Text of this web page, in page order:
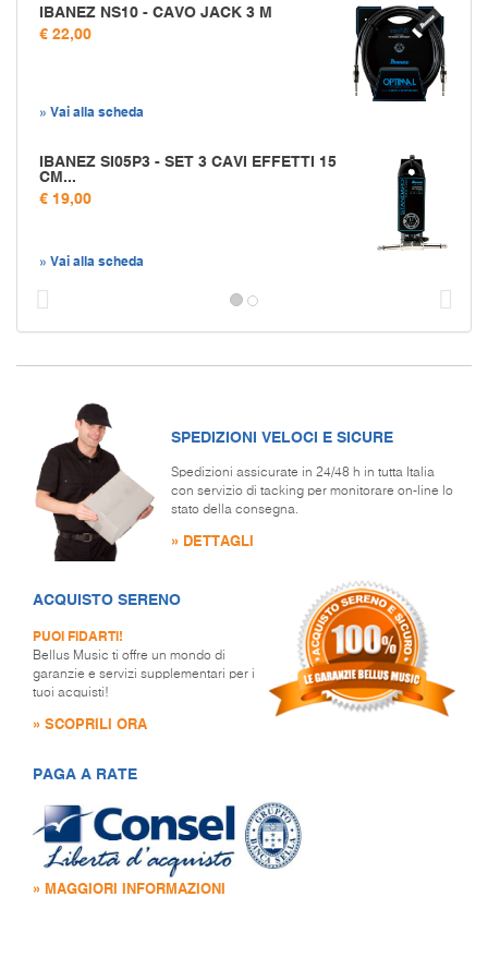
IBANEZ NS10 - CAVO JACK 3 M
€ 22,00
» Vai alla scheda
IBANEZ SI05P3 - SET 3 CAVI EFFETTI 15
CM...
€ 19,00
» Vai alla scheda
SPEDIZIONI VELOCI E SICURE
Spedizioni assicurate in 24/48 h in tutta Italia
con servizio di tacking per monitorare on-line lo
stato della consegna.
» DETTAGLI
ACQUISTO SERENO
PUOI FIDARTI!
Bellus Music ti offre un mondo di
garanzie e servizi supplementari per i
tuoi acquisti!
» SCOPRILI ORA
PAGA A RATE
» MAGGIORI INFORMAZIONI